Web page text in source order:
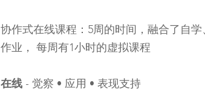
协作式在线课程：5周的时间，融合了自
作业， 每周有1小时的虚拟课程
在线 - 觉察 • 应用 • 表现支持